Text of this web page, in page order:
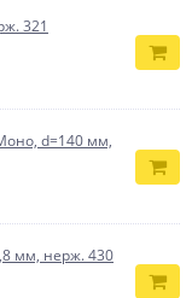
321
d=140 мм,
мм, нерж. 430